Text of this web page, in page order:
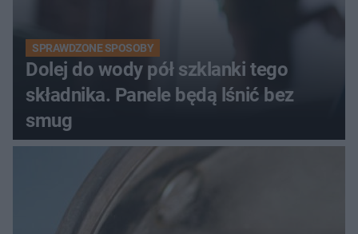
SPRAWDZONE SPOSOBY
Dolej do wody pół szklanki tego
składnika. Panele będą lśnić bez
smug